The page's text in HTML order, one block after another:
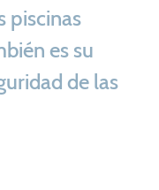
piscinas
es su
de las